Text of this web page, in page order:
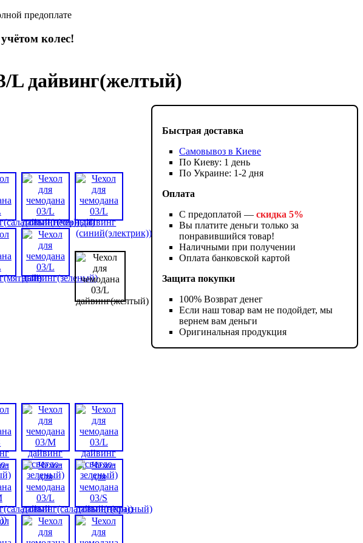
предоплате
колес!
L дайвинг(желтый)
Быстрая доставка
Самовывоз в Киеве
По Киеву: 1 день
По Украине: 1-2 дня
Оплата
С предоплатой —скидка 5%
Вы платите деньги только за
понравившийся товар!
Наличными при получении
Оплата банковской картой
Защита покупки
100% Возврат денег
Если наш товар вам не подойдет, мы
вернем вам деньги
Оригинальная продукция